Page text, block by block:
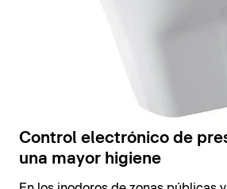
Control electrónico de
una mayor higiene